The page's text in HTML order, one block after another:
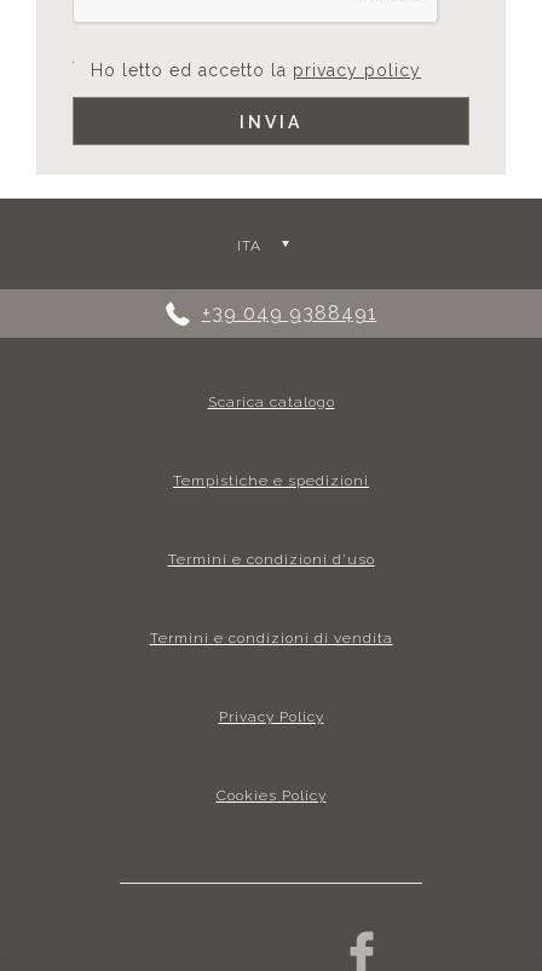
Ho letto ed accetto la privacy policy
ITA
+39 049 9388491
Scarica catalogo
Tempistiche e spedizioni
Termini e condizioni d’uso
Termini e condizioni di vendita
Privacy Policy
Cookies Policy